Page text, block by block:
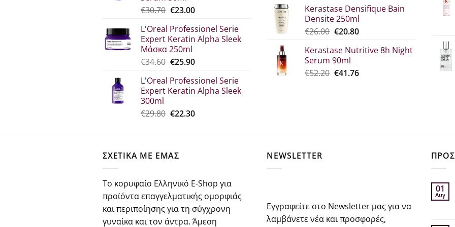
€30.70 Original
was:
€30.70.
€23.00Η
τιμή
είναι:
L'Oreal Professionel Serie
Expert Keratin Alpha Sleek
Μάσκα 250ml
€34.60 Original
was:
€34.60.
€25.90Η
τιμή
είναι:
L'Oreal Professionel Serie
Expert Keratin Alpha Sleek
300ml
€29.80 Original
€22.30Η
was:
€52.30.
τιμή
είναι:
€39.00.
Kerastase Densifique Bain
Densite 250ml
€26.00 Original
was:
€26.00.
€20.80Η
τιμή
€20.80.
Kerastase Nutritive 8h Night
Serum 90ml
€52.20 Original
€41.76Η
ΣΧΕΤΙΚΑ ΜΕ ΕΜΑΣ
Το κορυφαίο Ελληνικό E-Shop για
προϊόντα επαγγελματικής ομορφιάς
και περιποίησης για τη σύγχρονη
γυναίκα και τον άντρα. Άμεση
NEWSLETTER
Εγγραφείτε στο Newsletter μας για να
λαμβάνετε νέα και προσφορές,
01
Αυγ